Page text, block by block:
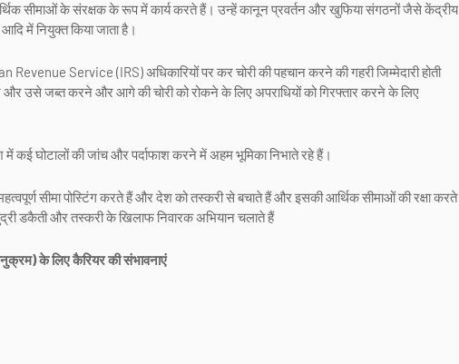
सीमाओं के संरक्षक के रूप में कार्य करते हैं। उन्हें कानून प्रवर्तन और खुफिया संगठनों जैसे केंद्रीय
में नियुक्त किया जाता है।
Revenue Service (IRS) अधिकारियों पर कर चोरी की पहचान करने की गहरी जिम्मेदारी होती
जब्त करने और आगे की चोरी को रोकने के लिए अपराधियों को गिरफ्तार करने के लिए
घोटालों की जांच और पर्दाफाश करने में अहम भूमिका निभाते रहे हैं।
सीमा पोस्टिंग करते हैं और देश को तस्करी से बचाते हैं और इसकी आर्थिक सीमाओं की रक्षा करते
डकैती और तस्करी के खिलाफ निवारक अभियान चलाते हैं
के लिए कैरियर की संभावनाएं